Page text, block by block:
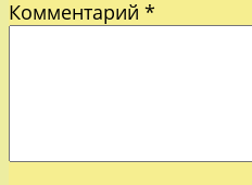
Комментарий *